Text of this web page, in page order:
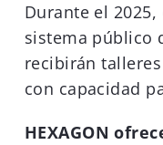
Durante el
sistema público
recibirán
con capacidad
HEXAGON